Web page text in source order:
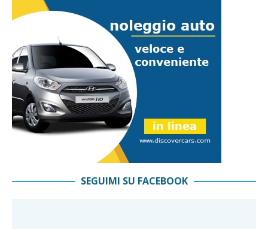
SEGUIMI SU FACEBOOK